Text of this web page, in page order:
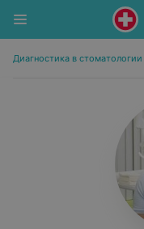
Диагностика в стоматологии